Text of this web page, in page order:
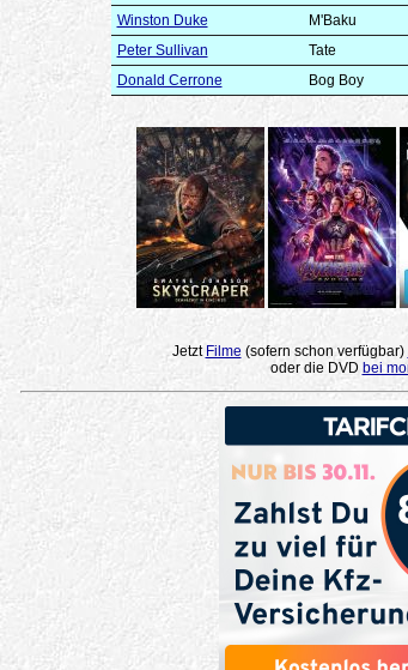
Winston Duke
M'Baku
Peter Sullivan
Tate
Donald Cerrone
Bog Boy
Jetzt Filme(sofern schon verfügbar)
oder die DVD bei